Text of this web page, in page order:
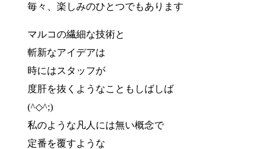
毎々、楽しみのひとつでもあります
マルコの繊細な技術と
斬新なアイデアは
時にはスタッフが
度肝を抜くようなこともしばしば
(^◇^;)
私のような凡人には無い概念で
定番を覆すような